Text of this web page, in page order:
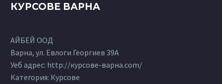
КУРСОВЕ ВАРНА
АЙБЕЙ ООД
Варна, ул. Евлоги Георгиев 39А
Уеб адрес: http://курсове-варна.com/
Категория: Курсове